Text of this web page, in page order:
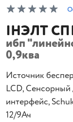
IНЭЛТ
ибп
0,9ква
Источник
LCD, Сенсорный
интерфейс,
12/9Ач